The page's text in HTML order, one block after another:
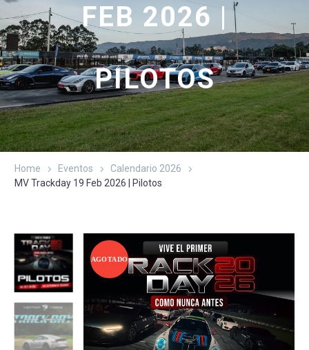
FEB 2026 |
PILOTOS
Home Eventos
Calendario 2026
MV Trackday 19 Feb 2026 | Pilotos
AGOTADO